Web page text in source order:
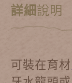
詳細說明
可裝在育材